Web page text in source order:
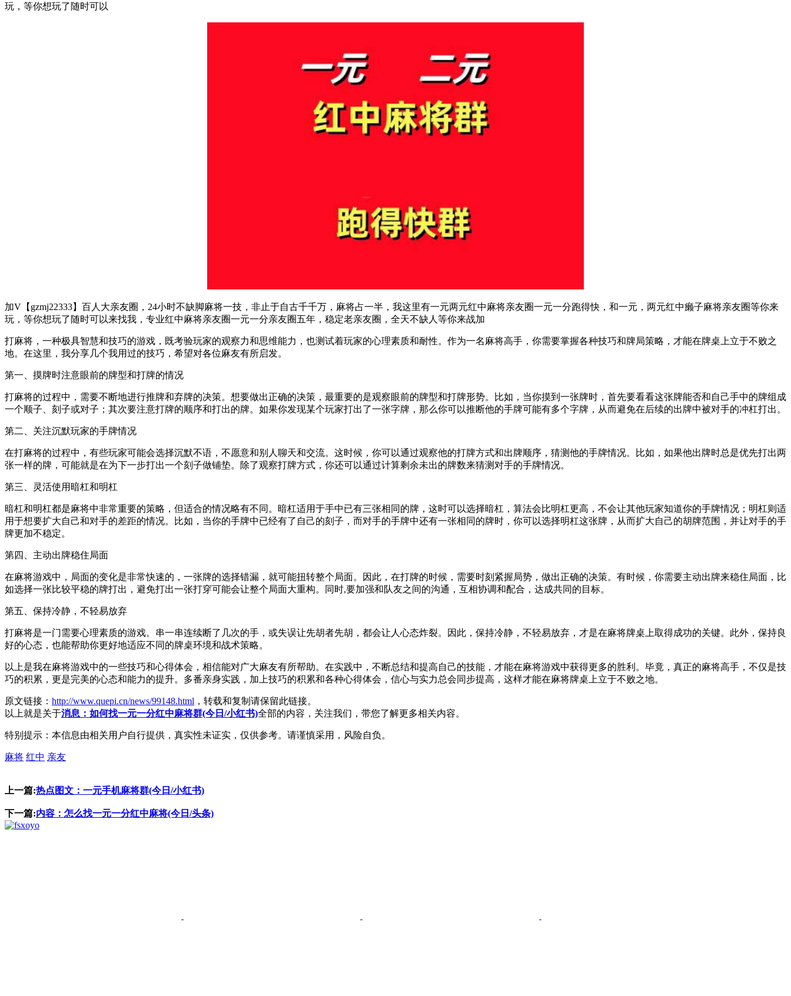
玩，等你想玩了随时可以
加V【gzmj22333】百人大亲友圈，24小时不缺脚麻将一技，非止于自古千千万，麻将占一半，我这里有一元两元红中麻将亲友圈一元一分跑得快，和一元，两元红中癞子麻将亲友圈等你来
玩，等你想玩了随时可以来找我，专业红中麻将亲友圈一元一分亲友圈五年，稳定老亲友圈，全天不缺人等你来战加
打麻将，一种极具智慧和技巧的游戏，既考验玩家的观察力和思维能力，也测试着玩家的心理素质和耐性。作为一名麻将高手，你需要掌握各种技巧和牌局策略，才能在牌桌上立于不败之
地。在这里，我分享几个我用过的技巧，希望对各位麻友有所启发。
第一、摸牌时注意眼前的牌型和打牌的情况
打麻将的过程中，需要不断地进行推牌和弃牌的决策。想要做出正确的决策，最重要的是观察眼前的牌型和打牌形势。比如，当你摸到一张牌时，首先要看看这张牌能否和自己手中的牌组成
一个顺子、刻子或对子；其次要注意打牌的顺序和打出的牌。如果你发现某个玩家打出了一张字牌，那么你可以推断他的手牌可能有多个字牌，从而避免在后续的出牌中被对手的冲杠打出。
第二、关注沉默玩家的手牌情况
在打麻将的过程中，有些玩家可能会选择沉默不语，不愿意和别人聊天和交流。这时候，你可以通过观察他的打牌方式和出牌顺序，猜测他的手牌情况。比如，如果他出牌时总是优先打出两
张一样的牌，可能就是在为下一步打出一个刻子做铺垫。除了观察打牌方式，你还可以通过计算剩余未出的牌数来猜测对手的手牌情况。
第三、灵活使用暗杠和明杠
暗杠和明杠都是麻将中非常重要的策略，但适合的情况略有不同。暗杠适用于手中已有三张相同的牌，这时可以选择暗杠，算法会比明杠更高，不会让其他玩家知道你的手牌情况；明杠则适
用于想要扩大自己和对手的差距的情况。比如，当你的手牌中已经有了自己的刻子，而对手的手牌中还有一张相同的牌时，你可以选择明杠这张牌，从而扩大自己的胡牌范围，并让对手的手
牌更加不稳定。
第四、主动出牌稳住局面
在麻将游戏中，局面的变化是非常快速的，一张牌的选择错漏，就可能扭转整个局面。因此，在打牌的时候，需要时刻紧握局势，做出正确的决策。有时候，你需要主动出牌来稳住局面，比
如选择一张比较平稳的牌打出，避免打出一张打穿可能会让整个局面大重构。同时,要加强和队友之间的沟通，互相协调和配合，达成共同的目标。
第五、保持冷静，不轻易放弃
打麻将是一门需要心理素质的游戏。串一串连续断了几次的手，或失误让先胡者先胡，都会让人心态炸裂。因此，保持冷静，不轻易放弃，才是在麻将牌桌上取得成功的关键。此外，保持良
好的心态，也能帮助你更好地适应不同的牌桌环境和战术策略。
以上是我在麻将游戏中的一些技巧和心得体会，相信能对广大麻友有所帮助。在实践中，不断总结和提高自己的技能，才能在麻将游戏中获得更多的胜利。毕竟，真正的麻将高手，不仅是技
巧的积累，更是完美的心态和能力的提升。多番亲身实践，加上技巧的积累和各种心得体会，信心与实力总会同步提高，这样才能在麻将牌桌上立于不败之地。
原文链接： http://www.quepi.cn/news/99148.html ，转载和复制请保留此链接。
以上就是关于消息：如何找一元一分红中麻将群(今日/小红书)全部的内容，关注我们，带您了解更多相关内容。
特别提示：本信息由相关用户自行提供，真实性未证实，仅供参考。请谨慎采用，风险自负。
麻将 红中 亲友
上一篇:热点图文：一元手机麻将群(今日/小红书)
下一篇:内容：怎么找一元一分红中麻将(今日/头条)